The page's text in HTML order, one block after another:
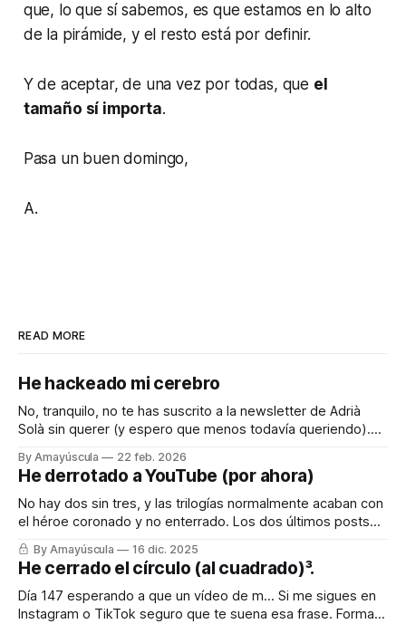
que, lo que sí sabemos, es que estamos en lo alto
de la pirámide, y el resto está por definir.
Y de aceptar, de una vez por todas, que el
tamaño sí importa.
Pasa un buen domingo,
A.
READ MORE
He hackeado mi cerebro
No, tranquilo, no te has suscrito a la newsletter de Adrià
Solà sin querer (y espero que menos todavía queriendo).
para engañar a mi cerebro, que es como la piedra de Sísifo,
todos los días empujándolo para que cuando llega el
By Amayúscula 22 feb. 2026
He derrotado a YouTube (por ahora)
No hay dos sin tres, y las trilogías normalmente acaban con
el héroe coronado y no enterrado. Los dos últimos posts
fueron sobre la batalla imposible e inacabable contra
YouTube, que injustamente había tirado mi canal principal y,
con ello, varias decenas de canales que habían relacionado
conmigo (incluido uno
By Amayúscula 16 dic. 2025
He cerrado el círculo (al cuadrado)³.
Día 147 esperando a que un vídeo de m… Si me sigues en
Instagram o TikTok seguro que te suena esa frase. Forma